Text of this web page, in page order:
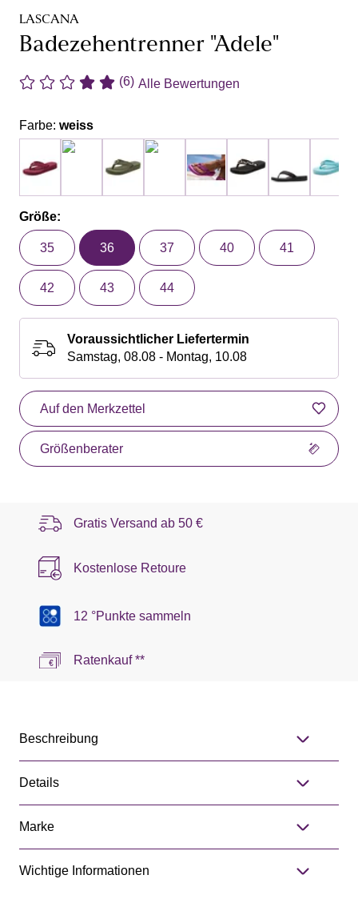
LASCANA
Badezehentrenner "Adele"
(6) Alle Bewertungen
Farbe: weiss
Größe:
35 36 37 40 41
42 43 44
Voraussichtlicher Liefertermin
Samstag, 08.08 - Montag, 10.08
Auf den Merkzettel
Größenberater
Gratis Versand ab 50 €
Kostenlose Retoure
12 °Punkte sammeln
Ratenkauf **
Beschreibung
Details
Marke
Wichtige Informationen